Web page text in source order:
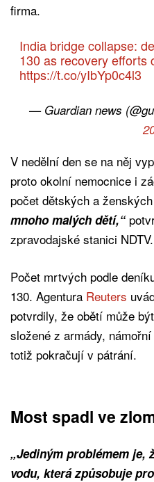
firma.
India bridge collapse:
130 as recovery efforts
https://t.co/yIbYp0c4l3
— Guardian news
V nedělní den se na něj
proto okolní nemocnice i
počet dětských a
mnoho malých dětí,“
zpravodajské stanici NDTV.
Počet mrtvých podle
130. Agentura Reuters
potvrdily, že obětí může
složené z armády,
totiž pokračují v pátrání.
Most spadl ve
„Jediným problémem je,
vodu, která způsobuje